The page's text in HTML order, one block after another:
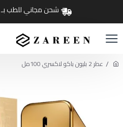
شحن مجاني للطب بـ 299 ريال فأكثر
عطر 2 بليون باكو لاكسري 100مل